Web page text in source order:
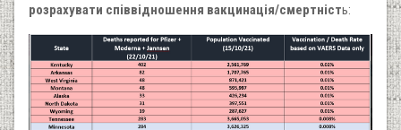
розрахувати співвідношення вакцинація/смертність: